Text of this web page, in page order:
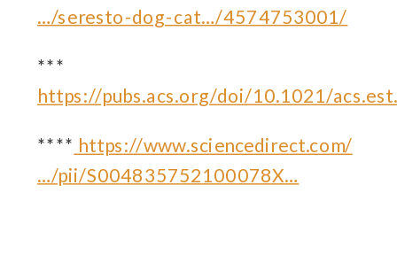
…/seresto-dog-cat…/4574753001/
***
https://pubs.acs.org/doi/10.1021/
**** https://www.sciencedirect.com/
…/pii/S004835752100078X…